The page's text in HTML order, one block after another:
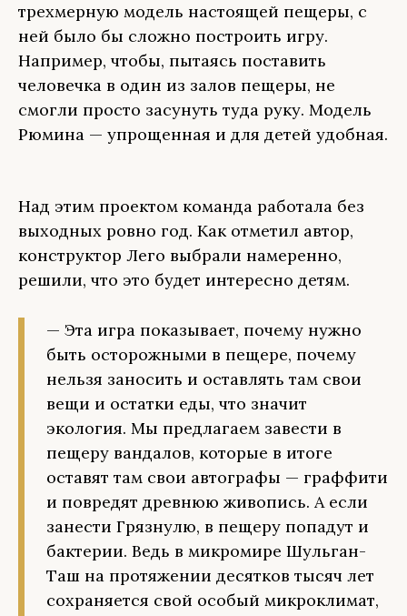
трехмерную модель настоящей пещеры, с
ней было бы сложно построить игру.
Например, чтобы, пытаясь поставить
человечка в один из залов пещеры, не
смогли просто засунуть туда руку. Модель
Рюмина — упрощенная и для детей удобная.
Над этим проектом команда работала без
выходных ровно год. Как отметил автор,
конструктор Лего выбрали намеренно,
решили, что это будет интересно детям.
— Эта игра показывает, почему нужно
быть осторожными в пещере, почему
нельзя заносить и оставлять там свои
вещи и остатки еды, что значит
экология. Мы предлагаем завести в
пещеру вандалов, которые в итоге
оставят там свои автографы — граффити
и повредят древнюю живопись. А если
занести Грязнулю, в пещеру попадут и
бактерии. Ведь в микромире Шульган-
Таш на протяжении десятков тысяч лет
сохраняется свой особый микроклимат,